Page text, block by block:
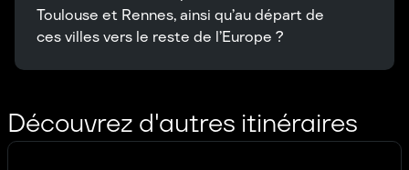
Toulouse et Rennes, ainsi qu’au départ de
ces villes vers le reste de l’Europe ?
Découvrez d'autres itinéraires